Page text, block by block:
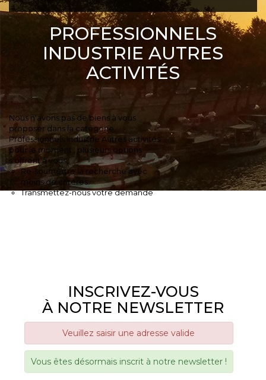
PROFESSIONNELS
INDUSTRIE AUTRES
ACTIVITÉS
Nous n'avons pas de biens à vous
proposer dans la catégorie
Professionnels Industrie Autres activités
pour le moment , plusieurs options
s'offrent à vous :
Re-soumettre la recherche avec
moins de critères.
Transmettez-nous votre demande
INSCRIVEZ-VOUS
À NOTRE NEWSLETTER
Veuillez saisir une adresse valide
Vous êtes désormais inscrit à notre newsletter !